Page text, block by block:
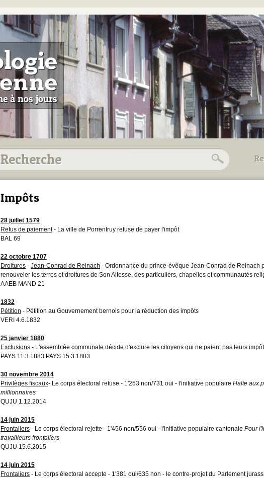
Impôts
28 juillet 1579
Refus de paiement- La ville de Porrentruy refuse de payer l'impôt
BAL 69
22 octobre 1707
Droitures - Jean-Conrad de Reinach - Ordonnance du prince-évêque Jean-Conrad de Reinach
renouveler les terres et droitures de Son Altesse, des particuliers, chapelles et communautés
AAEB MAND 21
1832
Pétition - Pétition au Gouvernement bernois pour la réduction des impôts
VERI 4.6.1832
25 janvier 1880
Exclusions - L'assemblée communale décide d'exclure les citoyens qui ne paient pas leurs
PAYS 11.3.1883 PAYS 15.3.1883
30 novembre 2014
Privilèges fiscaux- Le corps électoral refuse - 1'253 non/731 oui - l'initiative populaire Halte aux
millionnaires
QUJU 1.12.2014
14 juin 2015
Frontaliers - Le corps électoral rejette - 1'456 non/556 oui - l'initiative populaire cantonaie Pour
travailleurs frontaliers
QUJU 15.6.2015
14 juin 2015
Frontaliers - Le corps électoral accepte - 1'381 oui/635 non - le contre-projet du Parlement